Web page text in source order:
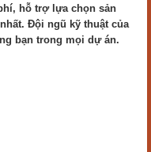
hỗ trợ lựa chọn sản
Đội ngũ kỹ thuật của
bạn trong mọi dự án.